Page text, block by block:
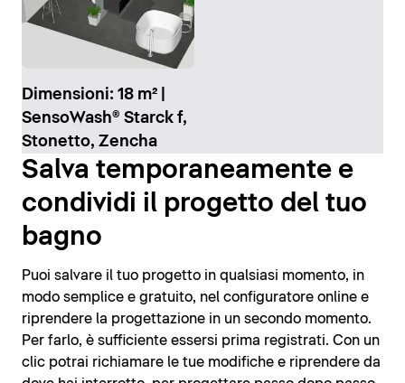
Dimensioni: 18 m² |
SensoWash® Starck f,
Stonetto, Zencha
Salva temporaneamente e
condividi il progetto del tuo
bagno
Puoi salvare il tuo progetto in qualsiasi momento, in
modo semplice e gratuito, nel configuratore online e
riprendere la progettazione in un secondo momento.
Per farlo, è sufficiente essersi prima registrati. Con un
clic potrai richiamare le tue modifiche e riprendere da